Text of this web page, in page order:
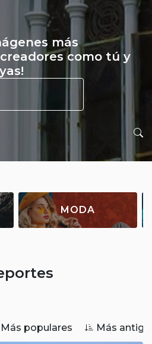
más
como tú y
MODA
Más populares Más